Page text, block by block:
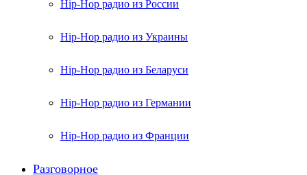
Hip-Hop радио из России
Hip-Hop радио из Украины
Hip-Hop радио из Беларуси
Hip-Hop радио из Германии
Hip-Hop радио из Франции
Разговорное